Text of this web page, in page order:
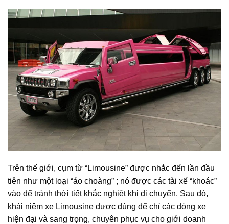
Trên thế giới, cụm từ “Limousine” được nhắc đến lần đầu
tiên như một loại “áo choàng” ; nó được các tài xế “khoác”
vào để tránh thời tiết khắc nghiệt khi di chuyển. Sau đó,
khái niệm xe Limousine được dùng để chỉ các dòng xe
hiện đại và sang trọng, chuyên phục vụ cho giới doanh